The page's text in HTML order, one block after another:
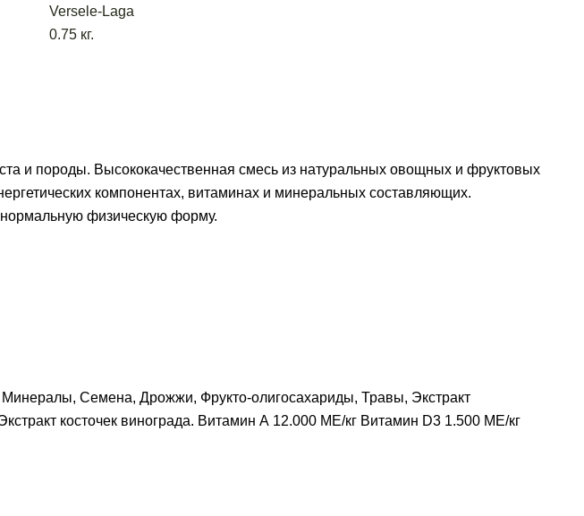
Versele-Laga
0.75 кг.
и породы. Высококачественная смесь из натуральных овощных и фруктовых
компонентах, витаминах и минеральных составляющих.
нормальную физическую форму.
Семена, Дрожжи, Фрукто-олигосахариды, Травы, Экстракт
косточек винограда. Витамин А 12.000 МЕ/кг Витамин D3 1.500 МЕ/кг